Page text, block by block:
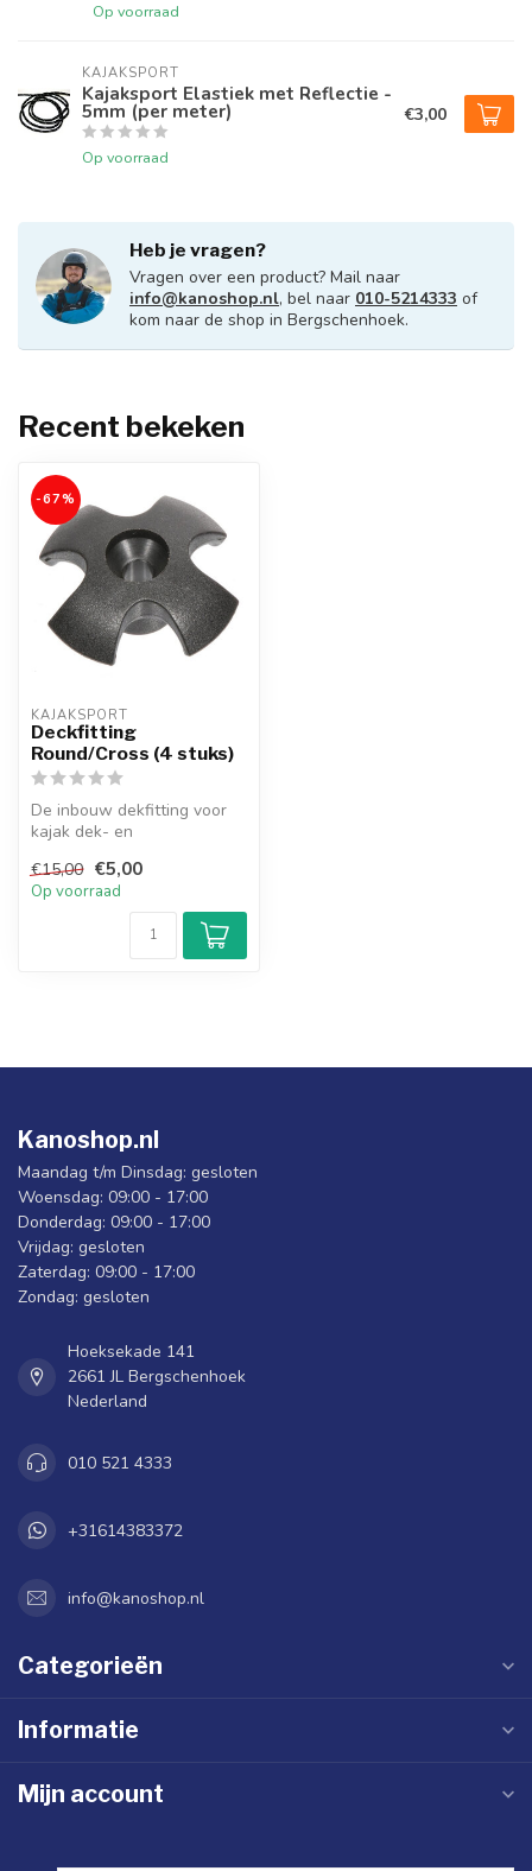
Op voorraad
KAJAKSPORT
Kajaksport Elastiek met Reflectie -
5mm (per meter)
Op voorraad
€3,00
Heb je vragen?
Vragen over een product? Mail naar
info@kanoshop.nl, bel naar 010-5214333 of
kom naar de shop in Bergschenhoek.
Recent bekeken
-67%
KAJAKSPORT
Deckfitting
Round/Cross (4 stuks)
De inbouw dekfitting voor
kajak dek- en
€15,00 €5,00
Op voorraad
Kanoshop.nl
Maandag t/m Dinsdag: gesloten
Woensdag: 09:00 - 17:00
Donderdag: 09:00 - 17:00
Vrijdag: gesloten
Zaterdag: 09:00 - 17:00
Zondag: gesloten
Hoeksekade 141
2661 JL Bergschenhoek
Nederland
010 521 4333
+31614383372
info@kanoshop.nl
Categorieën
Informatie
Mijn account